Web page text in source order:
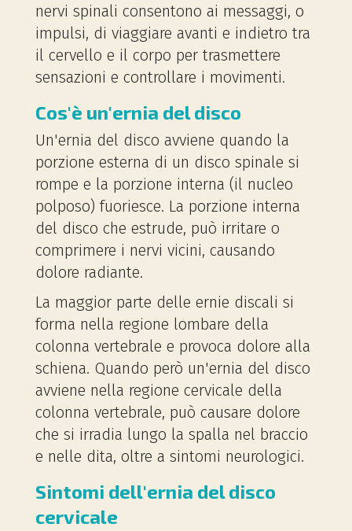
nervi spinali consentono ai messaggi, o
impulsi, di viaggiare avanti e indietro tra
il cervello e il corpo per trasmettere
sensazioni e controllare i movimenti.
Cos'è un'ernia del disco
Un'ernia del disco avviene quando la
porzione esterna di un disco spinale si
rompe e la porzione interna (il nucleo
polposo) fuoriesce. La porzione interna
del disco che estrude, può irritare o
comprimere i nervi vicini, causando
dolore radiante.
La maggior parte delle ernie discali si
forma nella regione lombare della
colonna vertebrale e provoca dolore alla
schiena. Quando però un'ernia del disco
avviene nella regione cervicale della
colonna vertebrale, può causare dolore
che si irradia lungo la spalla nel braccio
e nelle dita, oltre a sintomi neurologici.
Sintomi dell'ernia del disco
cervicale